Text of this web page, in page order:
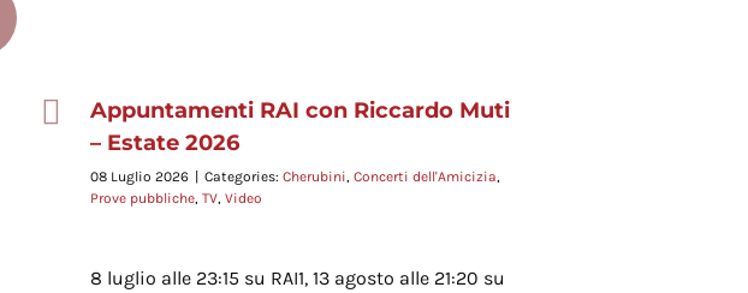
Appuntamenti RAI con Riccardo Muti
– Estate 2026
08 Luglio 2026 Categories: Cherubini, Concerti dell'Amicizia,
Prove pubbliche, TV, Video
8 luglio alle 23:15 su RAI1, 13 agosto alle 21:20 su